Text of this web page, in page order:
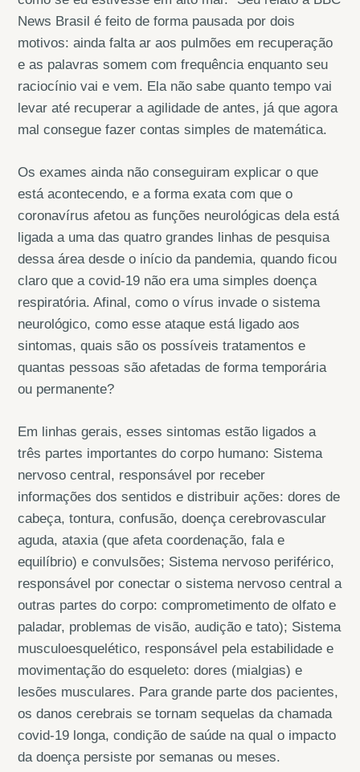
News Brasil é feito de forma pausada por dois
motivos: ainda falta ar aos pulmões em recuperação
e as palavras somem com frequência enquanto seu
raciocínio vai e vem. Ela não sabe quanto tempo vai
levar até recuperar a agilidade de antes, já que agora
mal consegue fazer contas simples de matemática.
Os exames ainda não conseguiram explicar o que
está acontecendo, e a forma exata com que o
coronavírus afetou as funções neurológicas dela está
ligada a uma das quatro grandes linhas de pesquisa
dessa área desde o início da pandemia, quando ficou
claro que a covid-19 não era uma simples doença
respiratória. Afinal, como o vírus invade o sistema
neurológico, como esse ataque está ligado aos
sintomas, quais são os possíveis tratamentos e
quantas pessoas são afetadas de forma temporária
ou permanente?
Em linhas gerais, esses sintomas estão ligados a
três partes importantes do corpo humano: Sistema
nervoso central, responsável por receber
informações dos sentidos e distribuir ações: dores de
cabeça, tontura, confusão, doença cerebrovascular
aguda, ataxia (que afeta coordenação, fala e
equilíbrio) e convulsões; Sistema nervoso periférico,
responsável por conectar o sistema nervoso central a
outras partes do corpo: comprometimento de olfato e
paladar, problemas de visão, audição e tato); Sistema
musculoesquelético, responsável pela estabilidade e
movimentação do esqueleto: dores (mialgias) e
lesões musculares. Para grande parte dos pacientes,
os danos cerebrais se tornam sequelas da chamada
covid-19 longa, condição de saúde na qual o impacto
da doença persiste por semanas ou meses.